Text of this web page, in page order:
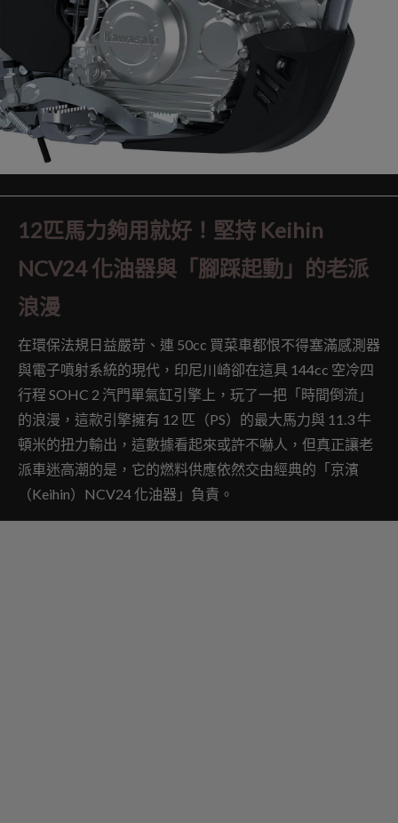
12匹馬力夠用就好！堅持 Keihin
NCV24 化油器與「腳踩起動」的老派
浪漫
在環保法規日益嚴苛、連 50cc 買菜車都恨不得塞滿感測器
與電子噴射系統的現代，印尼川崎卻在這具 144cc 空冷四
行程 SOHC 2 汽門單氣缸引擎上，玩了一把「時間倒流」
的浪漫，這款引擎擁有 12 匹（PS）的最大馬力與 11.3 牛
頓米的扭力輸出，這數據看起來或許不嚇人，但真正讓老
派車迷高潮的是，它的燃料供應依然交由經典的「京濱
（Keihin）NCV24 化油器」負責。